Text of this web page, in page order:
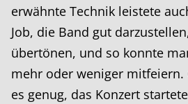
erwähnte Technik leistete
Job, die Band gut
übertönen, und so konnte
mehr oder weniger mitfeiern.
es genug, das Konzert